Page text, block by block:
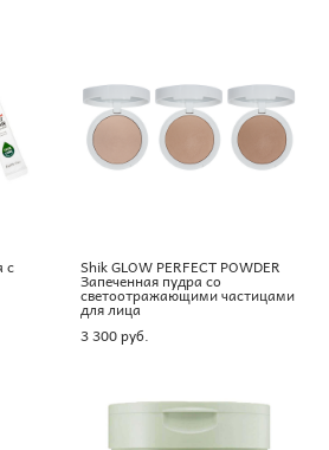
с Shik GLOW PERFECT POWDER
Запеченная пудра со
светоотражающими частицами
для лица
3 300 pуб.